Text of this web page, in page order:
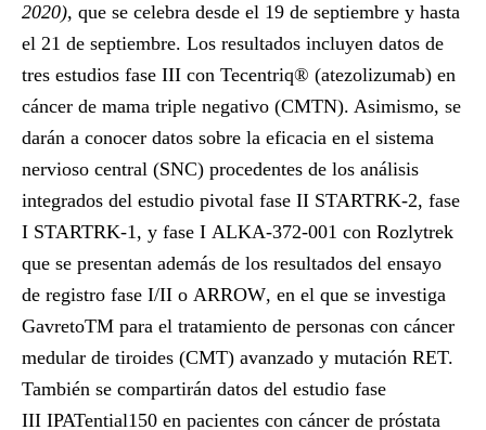
2020), que se celebra desde el 19 de septiembre y hasta
el 21 de septiembre. Los resultados incluyen datos de
tres estudios fase III con Tecentriq® (atezolizumab) en
cáncer de mama triple negativo (CMTN). Asimismo, se
darán a conocer datos sobre la eficacia en el sistema
nervioso central (SNC) procedentes de los análisis
integrados del estudio pivotal fase II STARTRK-2, fase
I STARTRK-1, y fase I ALKA-372-001 con Rozlytrek
que se presentan además de los resultados del ensayo
de registro fase I/II o ARROW, en el que se investiga
GavretoTM para el tratamiento de personas con cáncer
medular de tiroides (CMT) avanzado y mutación RET.
También se compartirán datos del estudio fase
III IPATential150 en pacientes con cáncer de próstata